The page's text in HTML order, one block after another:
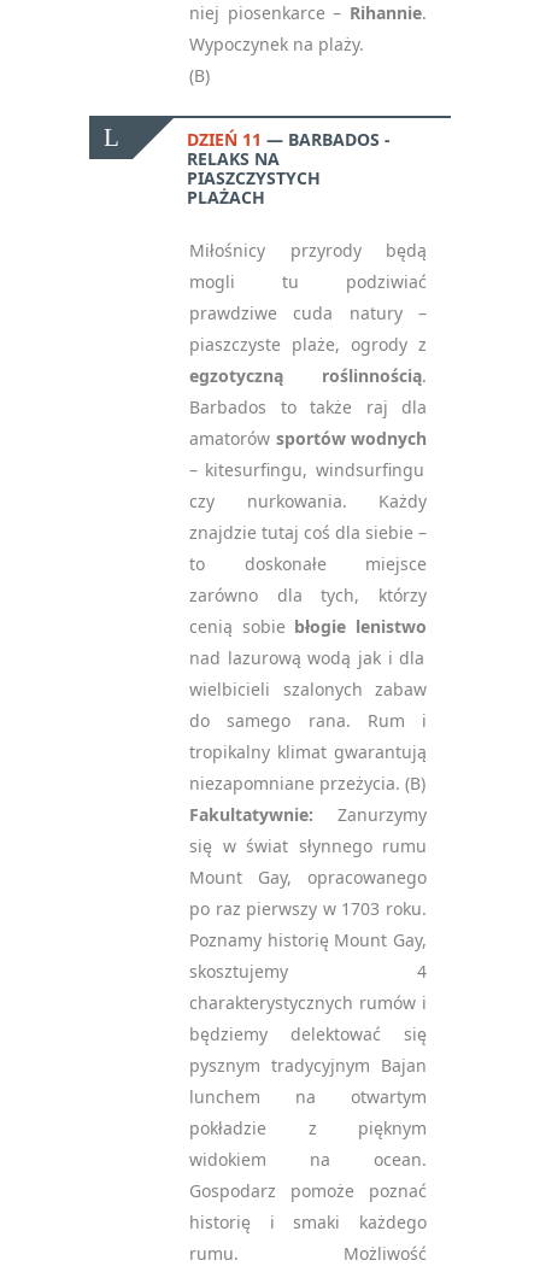
niej piosenkarce – Rihannie.
Wypoczynek na plaży.
(B)
DZIEŃ 11
BARBADOS -
RELAKS NA
PIASZCZYSTYCH
PLAŻACH
Miłośnicy przyrody będą
mogli tu podziwiać
prawdziwe cuda natury –
piaszczyste plaże, ogrody z
egzotyczną roślinnością.
Barbados to także raj dla
amatorów sportów wodnych
– kitesurfingu, windsurfingu
czy nurkowania. Każdy
znajdzie tutaj coś dla siebie –
to doskonałe miejsce
zarówno dla tych, którzy
cenią sobie błogie lenistwo
nad lazurową wodą jak i dla
wielbicieli szalonych zabaw
do samego rana. Rum i
tropikalny klimat gwarantują
niezapomniane przeżycia. (B)
Fakultatywnie: Zanurzymy
się w świat słynnego rumu
Mount Gay, opracowanego
po raz pierwszy w 1703 roku.
Poznamy historię Mount Gay,
skosztujemy 4
charakterystycznych rumów i
będziemy delektować się
pysznym tradycyjnym Bajan
lunchem na otwartym
pokładzie z pięknym
widokiem na ocean.
Gospodarz pomoże poznać
historię i smaki każdego
rumu. Możliwość